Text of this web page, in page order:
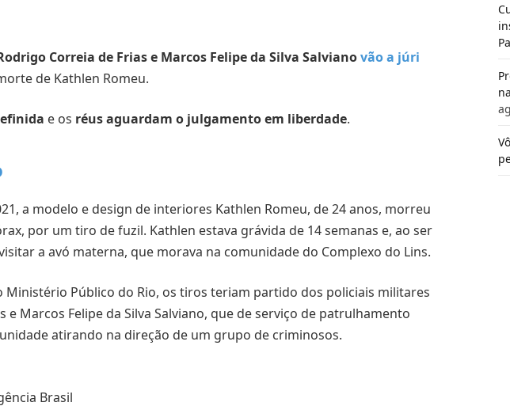
Correia de Frias e Marcos Felipe da Silva Salvianovão a júri
de Kathlen Romeu.
e os réus aguardam o julgamento em liberdade.
a modelo e design de interiores Kathlen Romeu, de 24 anos, morreu
por um tiro de fuzil. Kathlen estava grávida de 14 semanas e, ao ser
a avó materna, que morava na comunidade do Complexo do Lins.
Ministério Público do Rio, os tiros teriam partido dos policiais militares
e Marcos Felipe da Silva Salviano, que de serviço de patrulhamento
atirando na direção de um grupo de criminosos.
Brasil